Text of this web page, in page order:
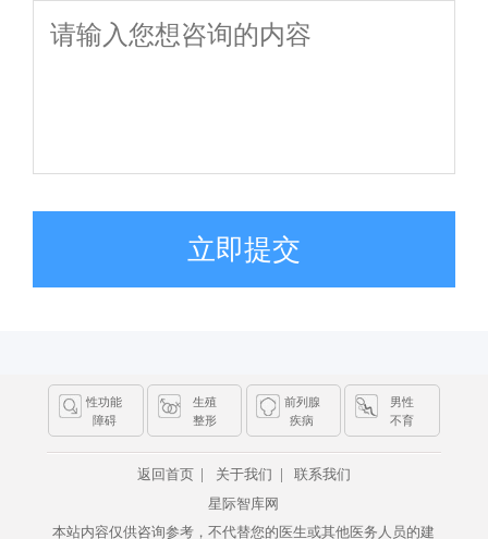
立即提交
性功能
障碍
生殖
整形
前列腺
疾病
男性
不育
返回首页 | 关于我们 |
联系我们
星际智库网
本站内容仅供咨询参考，不代替您的医生或其他医务人员的建